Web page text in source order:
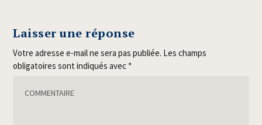
Laisser une réponse
Votre adresse e-mail ne sera pas publiée. Les champs
obligatoires sont indiqués avec *